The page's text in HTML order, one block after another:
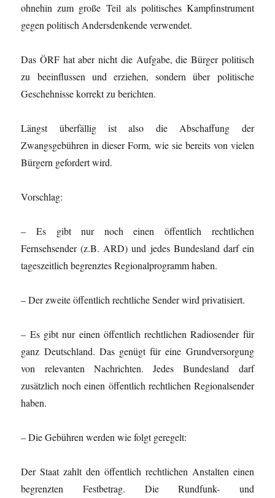
ohnehin zum große Teil als politisches Kampfinstrument
gegen politisch Andersdenkende verwendet.
Das ÖRF hat aber nicht die Aufgabe, die Bürger politisch
zu beeinflussen und erziehen, sondern über politische
Geschehnisse korrekt zu berichten.
Längst überfällig ist also die Abschaffung der
Zwangsgebühren in dieser Form, wie sie bereits von vielen
Bürgern gefordert wird.
Vorschlag:
– Es gibt nur noch einen öffentlich rechtlichen
Fernsehsender (z.B. ARD) und jedes Bundesland darf ein
tageszeitlich begrenztes Regionalprogramm haben.
– Der zweite öffentlich rechtliche Sender wird privatisiert.
– Es gibt nur einen öffentlich rechtlichen Radiosender für
ganz Deutschland. Das genügt für eine Grundversorgung
von relevanten Nachrichten. Jedes Bundesland darf
zusätzlich noch einen öffentlich rechtlichen Regionalsender
haben.
– Die Gebühren werden wie folgt geregelt:
Der Staat zahlt den öffentlich rechtlichen Anstalten einen
begrenzten Festbetrag. Die Rundfunk- und